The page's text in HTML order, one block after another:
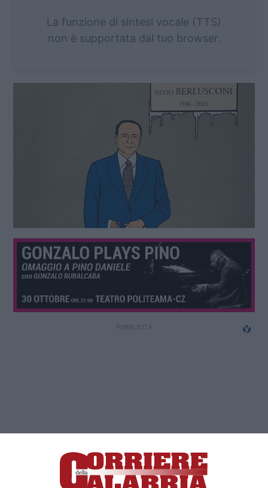
La funzione di sintesi vocale (TTS)
non è supportata dal tuo browser.